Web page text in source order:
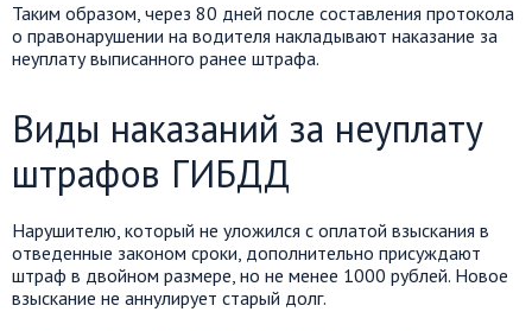
Таким образом, через 80 дней после составления протокола
о правонарушении на водителя накладывают наказание за
неуплату выписанного ранее штрафа.
Виды наказаний за неуплату
штрафов ГИБДД
Нарушителю, который не уложился с оплатой взыскания в
отведенные законом сроки, дополнительно присуждают
штраф в двойном размере, но не менее 1000 рублей. Новое
взыскание не аннулирует старый долг.